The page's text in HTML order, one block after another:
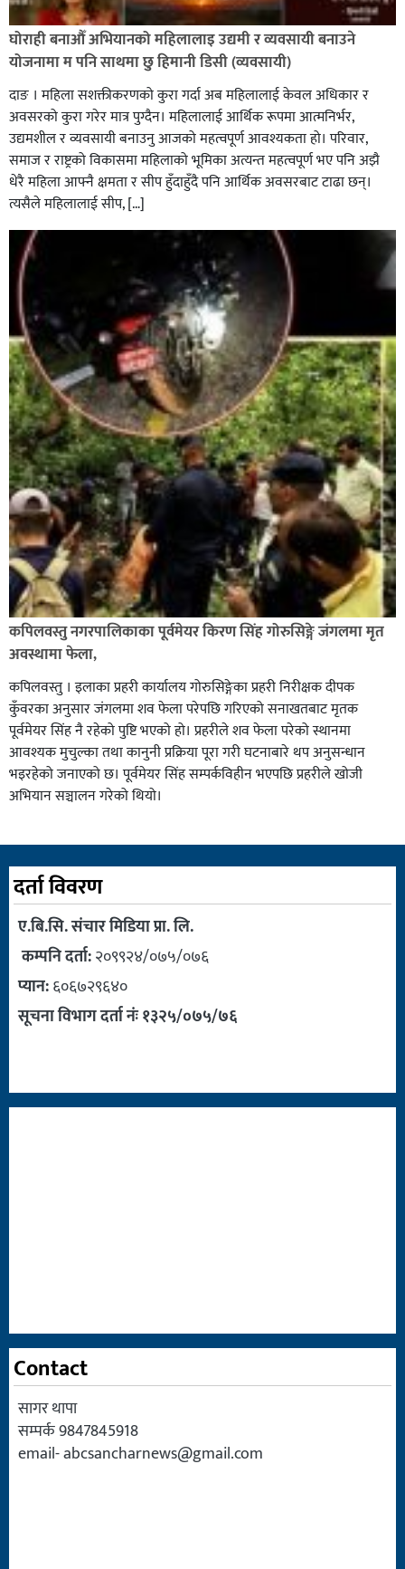
घोराही बनाऔँ अभियानको महिलालाइ उद्यमी र व्यवसायी बनाउने
योजनामा म पनि साथमा छु हिमानी डिसी (व्यवसायी)
दाङ । महिला सशक्तीकरणको कुरा गर्दा अब महिलालाई केवल अधिकार र
अवसरको कुरा गरेर मात्र पुग्दैन। महिलालाई आर्थिक रूपमा आत्मनिर्भर,
उद्यमशील र व्यवसायी बनाउनु आजको महत्वपूर्ण आवश्यकता हो। परिवार,
समाज र राष्ट्रको विकासमा महिलाको भूमिका अत्यन्त महत्वपूर्ण भए पनि अझै
धेरै महिला आफ्नै क्षमता र सीप हुँदाहुँदै पनि आर्थिक अवसरबाट टाढा छन्।
त्यसैले महिलालाई सीप, […]
कपिलवस्तु नगरपालिकाका पूर्वमेयर किरण सिंह गोरुसिङ्गे जंगलमा मृत
अवस्थामा फेला,
कपिलवस्तु । इलाका प्रहरी कार्यालय गोरुसिङ्गेका प्रहरी निरीक्षक दीपक
कुँवरका अनुसार जंगलमा शव फेला परेपछि गरिएको सनाखतबाट मृतक
पूर्वमेयर सिंह नै रहेको पुष्टि भएको हो। प्रहरीले शव फेला परेको स्थानमा
आवश्यक मुचुल्का तथा कानुनी प्रक्रिया पूरा गरी घटनाबारे थप अनुसन्धान
भइरहेको जनाएको छ। पूर्वमेयर सिंह सम्पर्कविहीन भएपछि प्रहरीले खोजी
अभियान सञ्चालन गरेको थियो।
दर्ता विवरण
ए.बि.सि. संचार मिडिया प्रा. लि.
कम्पनि दर्ता:२०९९२४/०७५/०७६
प्यान:६०६७२९६४०
सूचना विभाग दर्ता नंः १३२५/०७५/७६
Contact
सागर थापा
सम्पर्क 9847845918
email-abcsancharnews@gmail.com